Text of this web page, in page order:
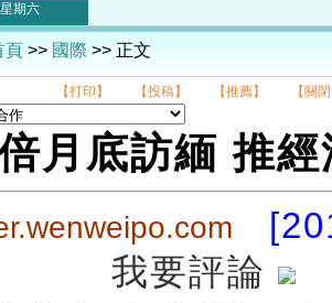
期六
頁 >> 國際 >> 正文
【打印】 【投稿】 【推薦】 【關
月底訪緬 推
我要評論